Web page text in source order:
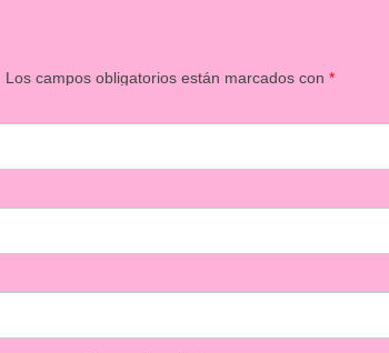
Los campos obligatorios están marcados con*